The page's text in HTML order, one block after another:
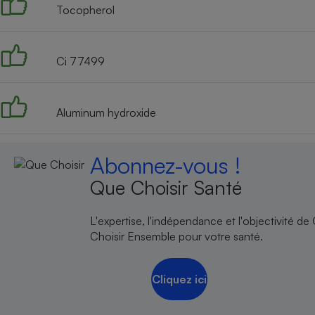
Tocopherol
Ci 77499
Aluminum hydroxide
Abonnez-vous !
Que Choisir Santé
L'expertise, l'indépendance et l'objectivité de
Choisir Ensemble pour votre santé.
Cliquez ici